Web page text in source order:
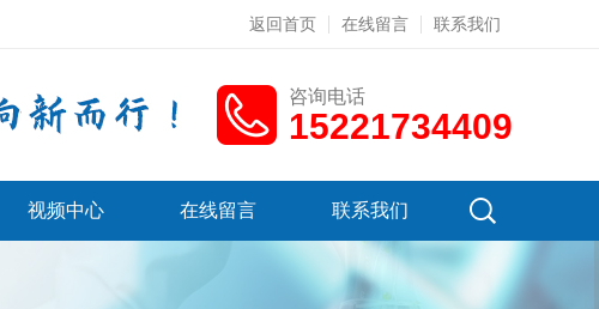
返回首页 在线留言 联系我们
咨询电话
15221734409
视频中心 在线留言 联系我们